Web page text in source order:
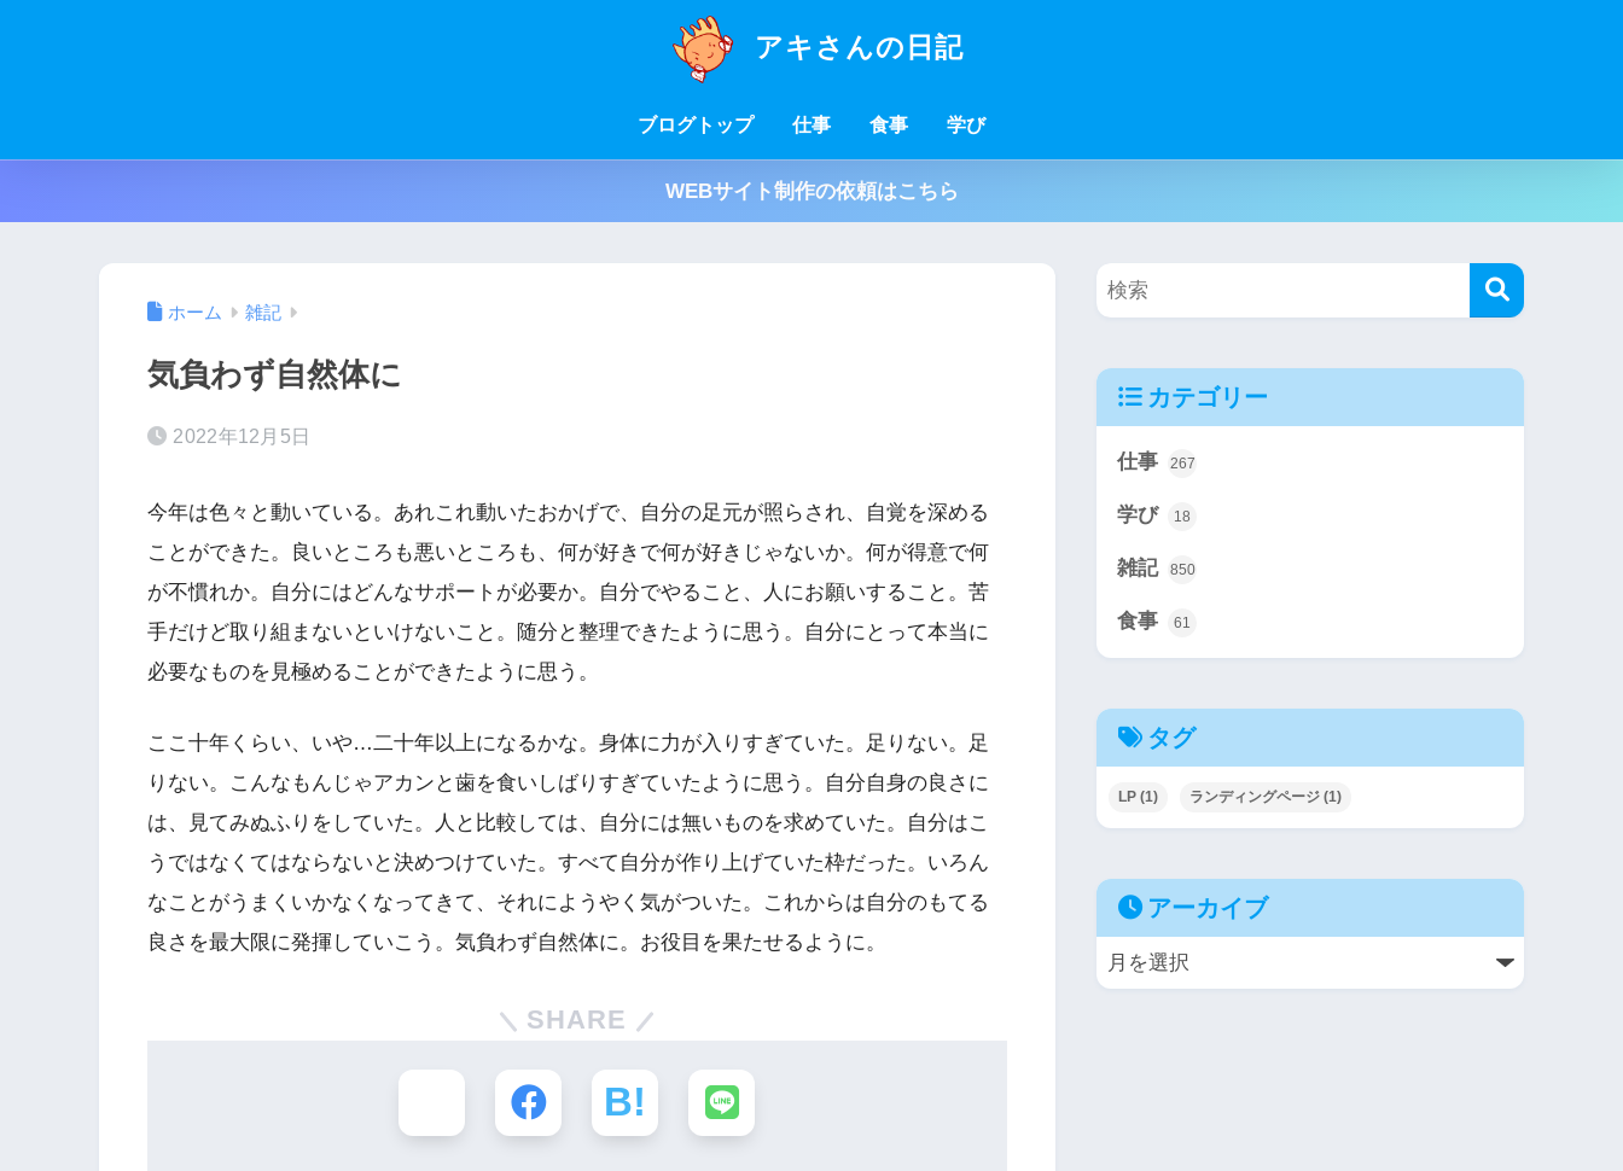
アキさんの日記
ブログトップ 仕事 食事 学び
WEBサイト制作の依頼はこちら
ホーム 雑記
気負わず自然体に
2022年12月5日
今年は色々と動いている。あれこれ動いたおかげで、自分の足元が照らされ、自覚を深める
ことができた。良いところも悪いところも、何が好きで何が好きじゃないか。何が得意で何
が不慣れか。自分にはどんなサポートが必要か。自分でやること、人にお願いすること。苦
手だけど取り組まないといけないこと。随分と整理できたように思う。自分にとって本当に
必要なものを見極めることができたように思う。
ここ十年くらい、いや…二十年以上になるかな。身体に力が入りすぎていた。足りない。足
りない。こんなもんじゃアカンと歯を食いしばりすぎていたように思う。自分自身の良さに
は、見てみぬふりをしていた。人と比較しては、自分には無いものを求めていた。自分はこ
うではなくてはならないと決めつけていた。すべて自分が作り上げていた枠だった。いろん
なことがうまくいかなくなってきて、それにようやく気がついた。これからは自分のもてる
良さを最大限に発揮していこう。気負わず自然体に。お役目を果たせるように。
SHARE
カテゴリー
仕事 267
学び 18
雑記 850
食事 61
タグ
LP (1) ランディングページ (1)
アーカイブ